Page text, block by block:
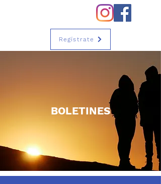
Regístrate
BOLETINES